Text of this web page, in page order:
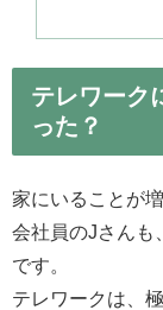
テレワーク
った？
家にいることが
会社員のJさんも
です。
テレワークは、